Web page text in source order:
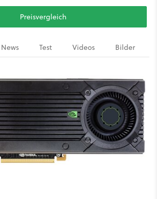
Preisvergleich
News Test Videos Bilder